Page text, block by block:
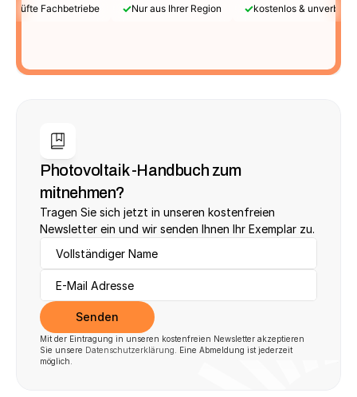
Fachbetriebe ✓Nur aus Ihrer Region ✓kostenlos &
Photovoltaik -Handbuch zum
mitnehmen?
Tragen Sie sich jetzt in unseren kostenfreien
Newsletter ein und wir senden Ihnen Ihr Exemplar zu.
Senden
Mit der Eintragung in unseren kostenfreien Newsletter akzeptieren
Sie unsere Datenschutzerklärung . Eine Abmeldung ist jederzeit
möglich.